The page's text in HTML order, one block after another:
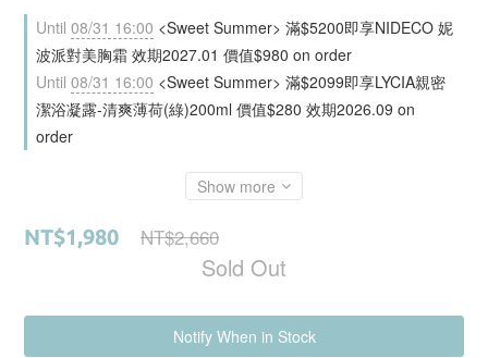
Until 08/31 16:00 <Sweet Summer> 滿$5200即享NIDECO 妮
波派對美胸霜 效期2027.01 價值$980 on order
Until 08/31 16:00 <Sweet Summer> 滿$2099即享LYCIA親密
潔浴凝露-清爽薄荷(綠)200ml 價值$280 效期2026.09 on
order
Show more
NT$1,980 NT$2,660
Sold Out
Notify When in Stock